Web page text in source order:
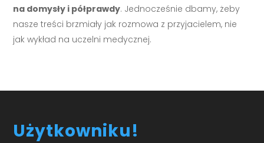
na domysły i półprawdy. Jednocześnie dbamy, żeby
nasze treści brzmiały jak rozmowa z przyjacielem, nie
jak wykład na uczelni medycznej.
Użytkowniku!